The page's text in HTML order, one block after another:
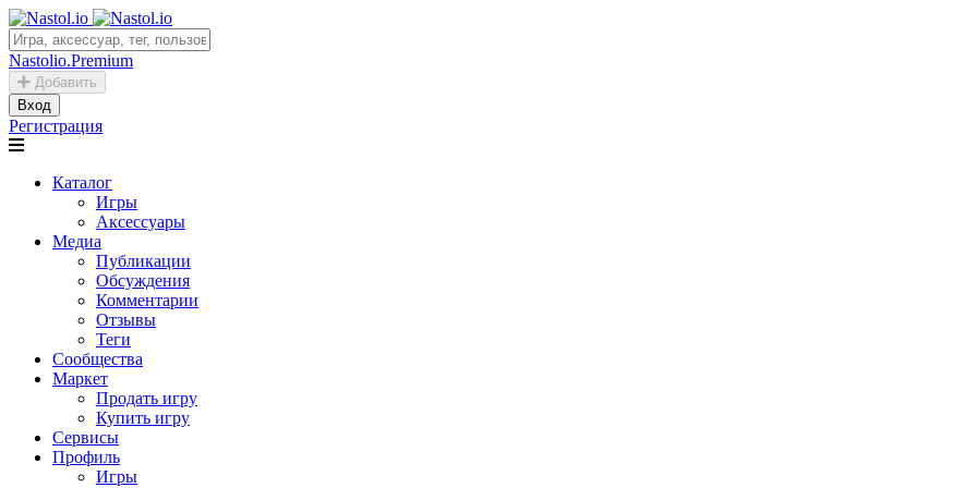
Nastolio.Premium
Добавить
Вход
Регистрация
Каталог
Игры
Аксессуары
Медиа
Публикации
Обсуждения
Комментарии
Отзывы
Теги
Сообщества
Маркет
Продать игру
Купить игру
Сервисы
Профиль
Игры